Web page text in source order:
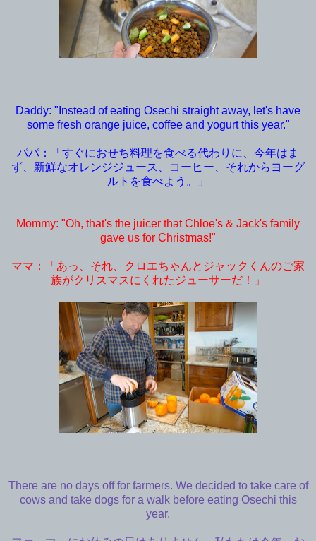
Daddy: "Instead of eating Osechi straight away, let's have
some fresh orange juice, coffee and yogurt this year."
パパ：「すぐにおせち料理を食べる代わりに、今年はま
ず、新鮮なオレンジジュース、コーヒー、それからヨーグ
ルトを食べよう。」
Mommy: "Oh, that's the juicer that Chloe's & Jack's family
gave us for Christmas!"
ママ：「あっ、それ、クロエちゃんとジャックくんのご家
族がクリスマスにくれたジューサーだ！」
There are no days off for farmers. We decided to take care of
cows and take dogs for a walk before eating Osechi this
year.